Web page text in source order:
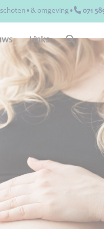
omgeving• 071
Links